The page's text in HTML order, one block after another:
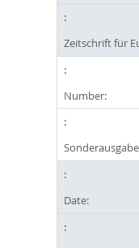
Zeitschrift für
Number:
Date: